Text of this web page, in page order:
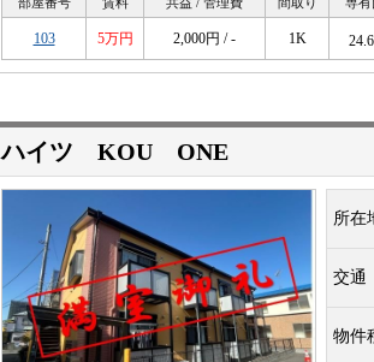
103 5万円 2,000円 / - 1K
ハイツ KOU ONE
所在
交通
物件